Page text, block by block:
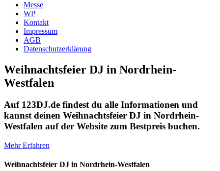
Messe
WP
Kontakt
Impressum
AGB
Datenschutzerklärung
Weihnachtsfeier DJ in Nordrhein-
Westfalen
Auf 123DJ.de findest du alle Informationen und
kannst deinen Weihnachtsfeier DJ in Nordrhein-
Westfalen auf der Website zum Bestpreis buchen.
Mehr Erfahren
Weihnachtsfeier DJ in Nordrhein-Westfalen